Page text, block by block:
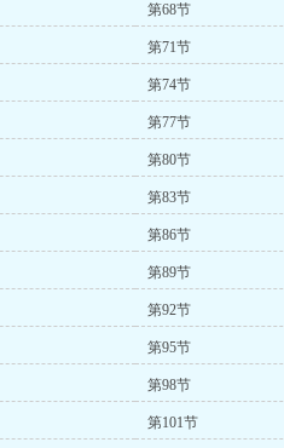
第68节
第71节
第74节
第77节
第80节
第83节
第86节
第89节
第92节
第95节
第98节
第101节